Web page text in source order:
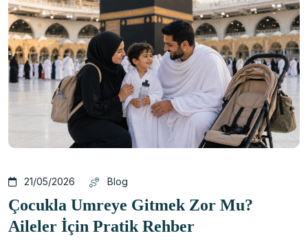
21/05/2026 Blog
Çocukla Umreye Gitmek Zor Mu?
Aileler İçin Pratik Rehber